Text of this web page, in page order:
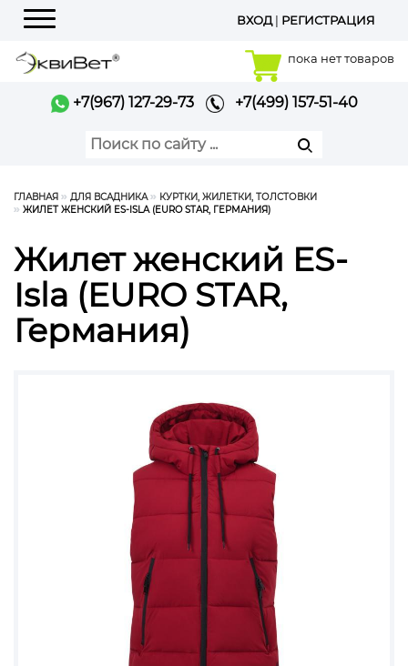
Меню
ВХОД| РЕГИСТРАЦИЯ
пока нет товаров
+7(967) 127-29-73 +7(499) 157-51-40
ГЛАВНАЯ ДЛЯ ВСАДНИКА
КУРТКИ, ЖИЛЕТКИ, ТОЛСТОВКИ
ЖИЛЕТ ЖЕНСКИЙ ES-ISLA (EURO STAR, ГЕРМАНИЯ)
Жилет женский ES-
Isla (EURO STAR,
Германия)